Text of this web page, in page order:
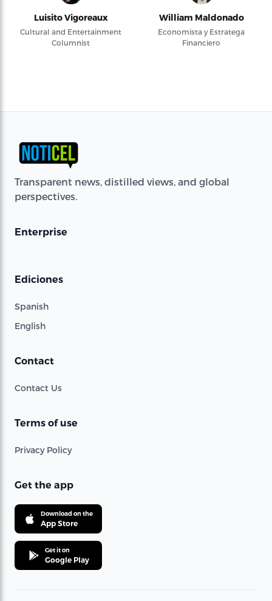
Luisito Vigoreaux
Cultural and Entertainment
Columnist
William Maldonado
Economista y Estratega
Financiero
Transparent news, distilled views, and global
perspectives.
Enterprise
Ediciones
Spanish
English
Contact
Contact Us
Terms of use
Privacy Policy
Get the app
Download on the
App Store
Get it on
Google Play